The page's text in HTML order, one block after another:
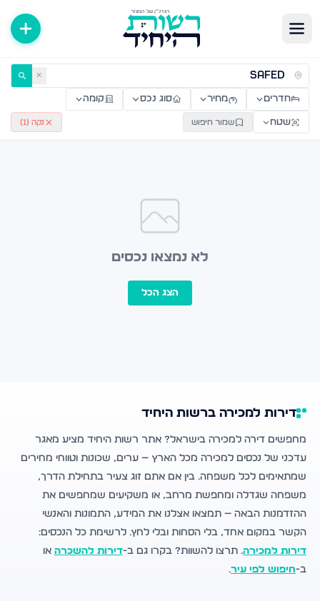
דירות למכירה ולהשכרה — רשות היחיד ✕
חדרים מחיר סוג נכס קומה
שטח שמור חיפוש נקה ( 1
)
לא נמצאו נכסים
הצג הכל
דירות למכירה ברשות היחיד
מחפשים דירה למכירה בישראל? אתר רשות היחיד מציע מאגר
עדכני של נכסים למכירה מכל הארץ — ערים, שכונות וטווחי מחירים
שמתאימים לכל משפחה. בין אם אתם זוג צעיר בתחילת הדרך,
משפחה שגדלה ומחפשת מרחב, או משקיעים שמחפשים את
ההזדמנות הבאה — תמצאו אצלנו את המידע, התמונות והאנשי
הקשר במקום אחד, בלי הסחות ובלי לחץ. לרשימת כל הנכסים:
דירות למכירה. תרצו להשוות? בקרו גם ב-דירות להשכרה או
ב-חיפוש לפי עיר.